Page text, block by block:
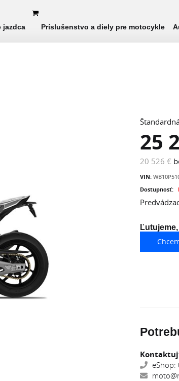
jazdca Príslušenstvo a diely pre motocykle
25
20 526 €
VIN:
Dostupnosť: